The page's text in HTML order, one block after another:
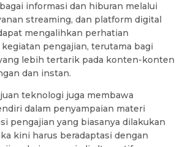
informasi dan hiburan melalui
streaming, dan platform digital
mengalihkan perhatian
kegiatan pengajian, terutama bagi
lebih tertarik pada konten-konten
dan instan.
teknologi juga membawa
dalam penyampaian materi
pengajian yang biasanya dilakukan
kini harus beradaptasi dengan